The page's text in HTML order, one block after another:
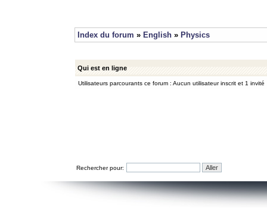
Index du forum » English » Physics
Qui est en ligne
Utilisateurs parcourants ce forum : Aucun utilisateur inscrit et 1 invité
Rechercher pour: